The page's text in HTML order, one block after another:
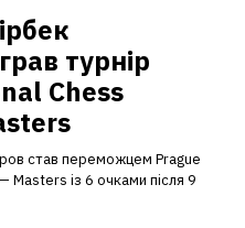
турнір
Chess
став переможцем Prague
із 6 очками після 9